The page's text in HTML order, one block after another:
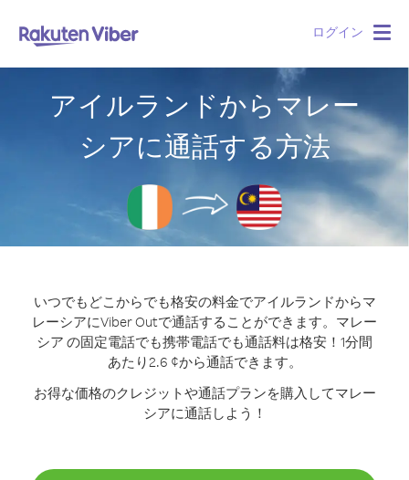
ログイン
アイルランドからマレー
シアに通話する方法
いつでもどこからでも格安の料金でアイルランドからマ
レーシアにViber Outで通話することができます。 マレー
シア の固定電話でも携帯電話でも通話料は格安！1分間
あたり2.6 ¢から通話できます。
お得な価格のクレジットや通話プランを購入してマレー
シアに通話しよう！